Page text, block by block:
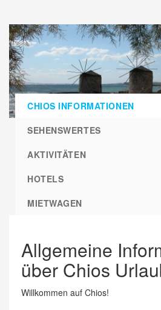
CHIOS INFORMATIONEN
SEHENSWERTES
AKTIVITÄTEN
HOTELS
MIETWAGEN
Allgemeine
über Chios
Willkommen auf Chios!